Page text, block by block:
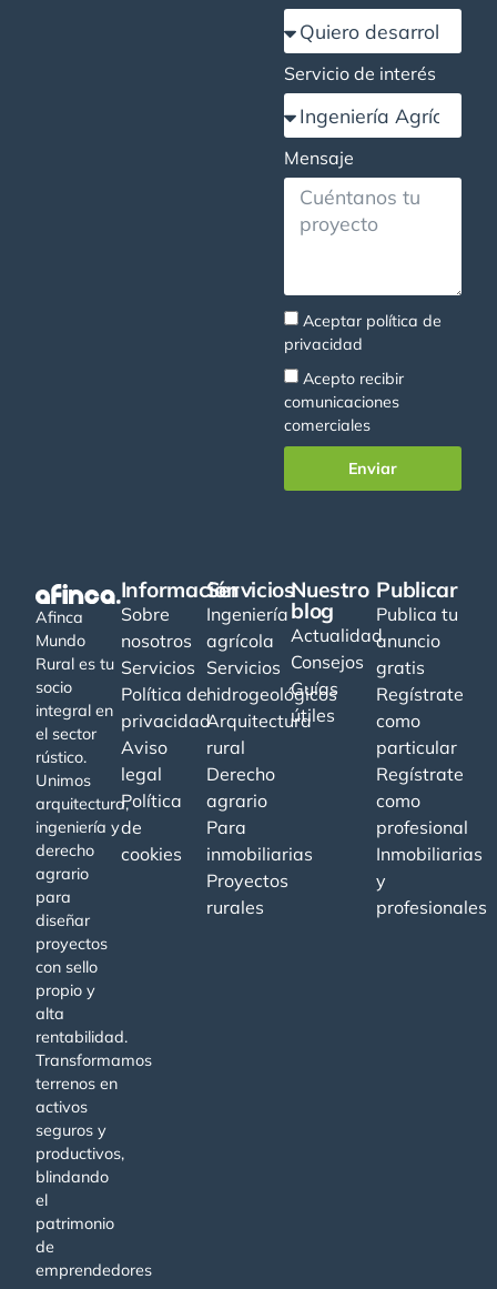
Servicio de interés
Mensaje
Aceptar política de
privacidad
Acepto recibir
comunicaciones
comerciales
Enviar
Afinca
Mundo
Rural es tu
socio
integral en
el sector
rústico.
Unimos
arquitectura,
ingeniería y
derecho
agrario
para
diseñar
proyectos
con sello
propio y
alta
rentabilidad.
Transformamos
terrenos en
activos
seguros y
productivos,
blindando
el
patrimonio
de
emprendedores
Información
Sobre
nosotros
Servicios
Política de
privacidad
Aviso
legal
Política
de
cookies
Servicios
Ingeniería
agrícola
Servicios
hidrogeológicos
Arquitectura
rural
Derecho
agrario
Para
inmobiliarias
Proyectos
rurales
Nuestro
blog
Actualidad
Consejos
Guías
útiles
Publicar
Publica tu
anuncio
gratis
Regístrate
como
particular
Regístrate
como
profesional
Inmobiliarias
y
profesionales